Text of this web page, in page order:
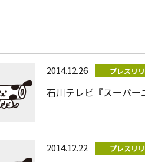
2014.12.26 プレスリ
石川テレビ『スーパ
2014.12.22 プレスリ